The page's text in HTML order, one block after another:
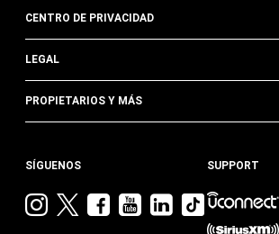
CENTRO DE PRIVACIDAD
LEGAL
PROPIETARIOS Y MÁS
SÍGUENOS
VisitaVisitaVisitaVisitaVisita
Jeep
Visita
Jeep
SUPPORT